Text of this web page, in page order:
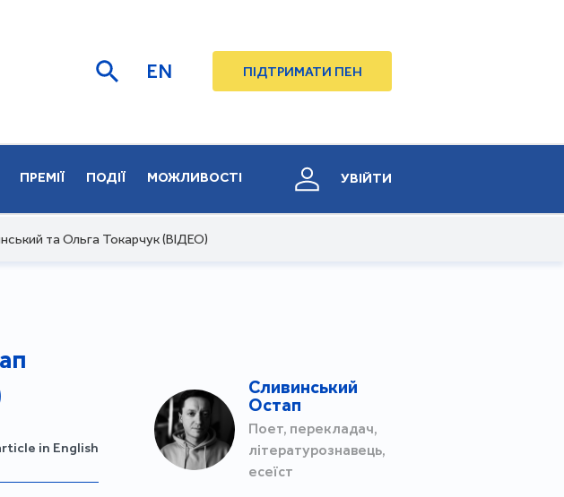
EN ПІДТРИМАТИ ПЕН
ПРЕМІЇ ПОДІЇ МОЖЛИВОСТІ УВІЙТИ
та Ольга Токарчук (ВІДЕО)
in English
Сливинський
Остап
Поет, перекладач,
літературознавець,
есеїст